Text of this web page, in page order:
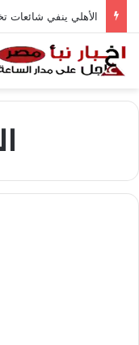
الأهلي ينفي شائعات